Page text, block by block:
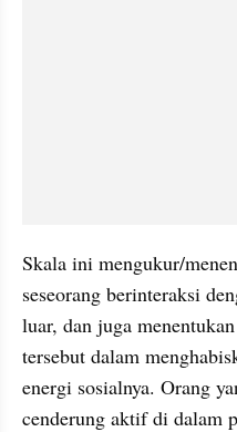
Skala ini mengukur/
seseorang berinteraksi
luar, dan juga
tersebut dalam
energi sosialnya. Orang
cenderung aktif di dalam